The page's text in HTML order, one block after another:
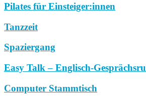
Pilates für Einsteiger:innen
Tanzzeit
Spaziergang
Easy Talk – Englisch-
Computer Stammtisch